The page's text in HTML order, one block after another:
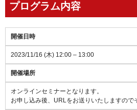
プログラム内容
開催日時
2023/11/16 (木) 12:00 – 13:00
開催場所
オンラインセミナーとなります。
お申し込み後、URLをお送りいたしますので